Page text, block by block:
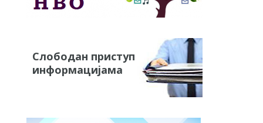
Слободан приступ
информацијама